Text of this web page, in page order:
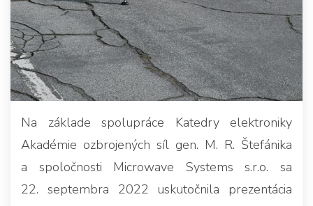
Na základe spolupráce Katedry elektroniky
Akadémie ozbrojených síl gen. M. R. Štefánika
a spoločnosti Microwave Systems s.r.o. sa
22. septembra 2022 uskutočnila prezentácia